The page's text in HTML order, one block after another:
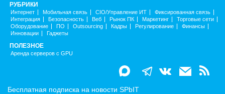
РУБРИКИ
Интернет Мобильная связь CIO/Управление ИТ
Фиксированная связь
Интеграция
Безопасность Веб Рынок ПК Маркетинг
Торговые сети
Оборудование
ПО Outsourcing Кадры Регулирование
Финансы
Инновации
Гаджеты
ПОЛЕЗНОЕ
Аренда серверов с GPU
Бесплатная подписка на новости SPbIT